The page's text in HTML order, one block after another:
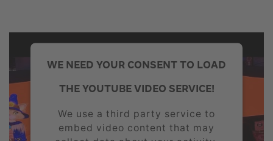
WE NEED YOUR CONSENT TO LOAD
THE YOUTUBE VIDEO SERVICE!
We use a third party service to
embed video content that may